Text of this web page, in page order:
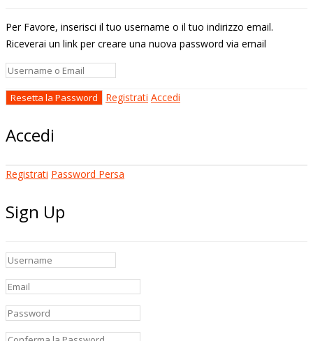
Per Favore, inserisci il tuo username o il tuo indirizzo email.
Riceverai un link per creare una nuova password via email
Registrati Accedi
Accedi
Registrati Password Persa
Sign Up